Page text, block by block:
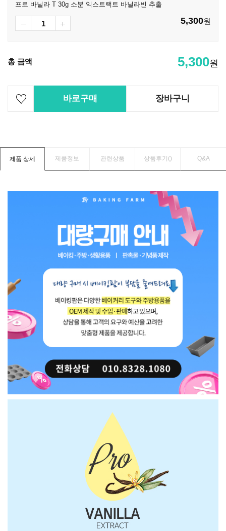
프로 바닐라 T 30g 소분 익스트랙트 바닐라빈 추출
5,300원
총 금액 5,300원
바로구매 장바구니
제품 상세 제품정보 관련상품 상품후기() Q&A